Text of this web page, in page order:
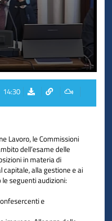
14:30
Lavoro, le Commissioni
dell’esame delle
in materia di
alla gestione e ai
seguenti audizioni:
e